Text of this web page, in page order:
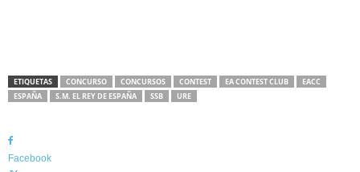
ETIQUETAS CONCURSO CONCURSOS CONTEST EA CONTEST CLUB
EACC
ESPAÑA
S.M. EL REY DE ESPAÑA SSB URE
Facebook